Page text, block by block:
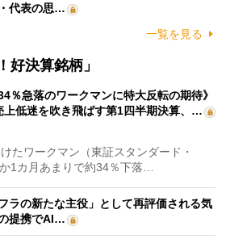
代表の思…
一覧を見る
好決算銘柄」
％急落のワークマンに特大反転の期待》
上低迷を吹き飛ばす第1四半期決算、…
たワークマン（東証スタンダード・
1カ月あまりで約34％下落…
ラの新たな主役」として再評価される気
提携でAI…